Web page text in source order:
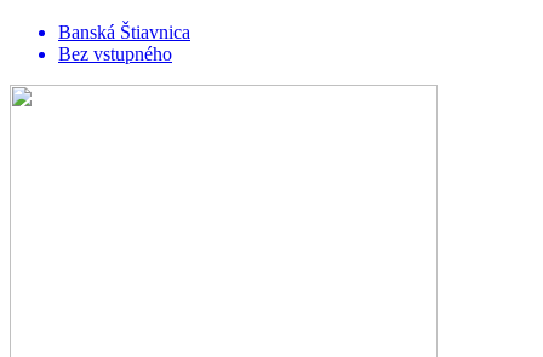
Banská Štiavnica
Bez vstupného